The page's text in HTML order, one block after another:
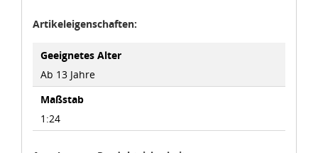
Artikeleigenschaften:
Geeignetes Alter
Ab 13 Jahre
Maßstab
1:24